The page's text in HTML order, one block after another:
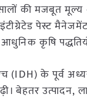
की मजबूत मूल्य
पेस्ट
कृषि
(IDH) के पूर्व
बेहतर उत्पादन,